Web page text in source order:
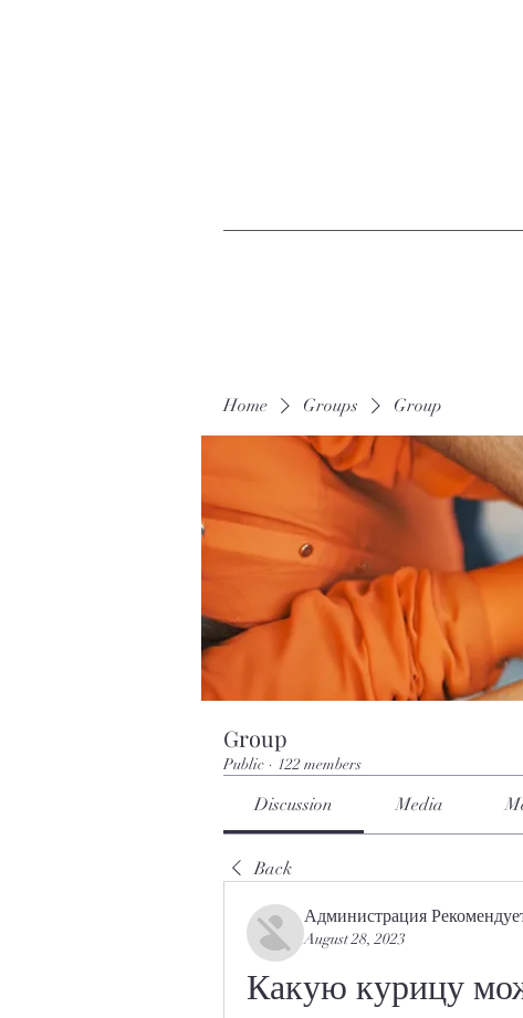
Home Groups Group
Group
Public · 122 members
Discussion Media
Back
Администрация
August 28, 2023
Какую курицу